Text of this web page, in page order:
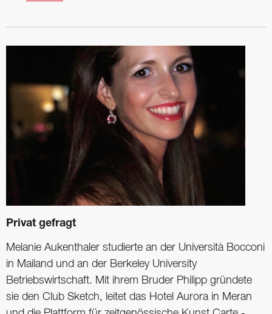
Privat gefragt
Melanie Aukenthaler studierte an der Università Bocconi
in Mailand und an der Berkeley ­University
Betriebswirtschaft. Mit ihrem ­Bruder Philipp ­gründete
sie den Club Sketch, leitet das Hotel Aurora in Meran